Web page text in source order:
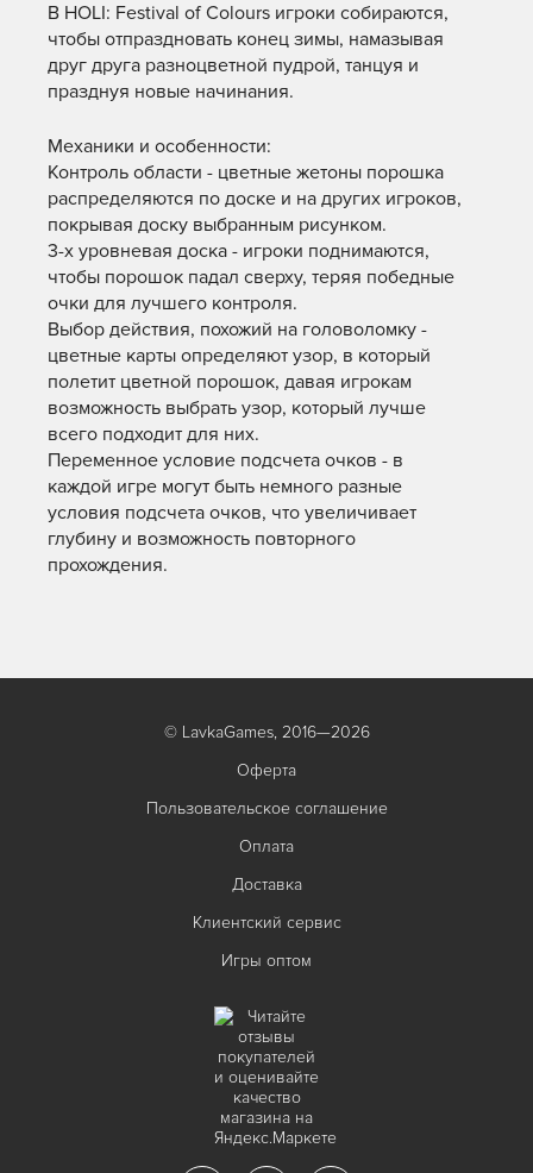
В HOLI: Festival of Colours игроки собираются,
чтобы отпраздновать конец зимы, намазывая
друг друга разноцветной пудрой, танцуя и
празднуя новые начинания.
Механики и особенности:
Контроль области - цветные жетоны порошка
распределяются по доске и на других игроков,
покрывая доску выбранным рисунком.
3-х уровневая доска - игроки поднимаются,
чтобы порошок падал сверху, теряя победные
очки для лучшего контроля.
Выбор действия, похожий на головоломку -
цветные карты определяют узор, в который
полетит цветной порошок, давая игрокам
возможность выбрать узор, который лучше
всего подходит для них.
Переменное условие подсчета очков - в
каждой игре могут быть немного разные
условия подсчета очков, что увеличивает
глубину и возможность повторного
прохождения.
© LavkaGames, 2016—2026
Оферта
Пользовательское соглашение
Оплата
Доставка
Клиентский сервис
Игры оптом